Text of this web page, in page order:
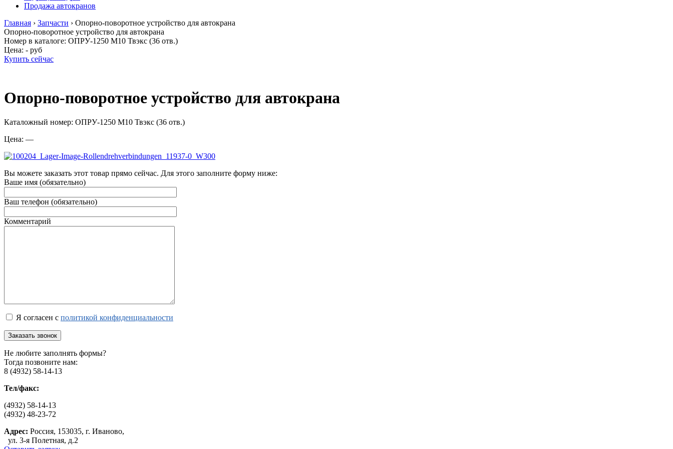
Продажа автокранов
Главная › Запчасти › Опорно-поворотное устройство для автокрана
Опорно-поворотное устройство для автокрана
Номер в каталоге: ОПРУ-1250 М10 Твэкс (36 отв.)
Цена: - руб
Купить сейчас
Опорно-поворотное устройство для автокрана
Каталожный номер: ОПРУ-1250 М10 Твэкс (36 отв.)
Цена: —
Вы можете заказать этот товар прямо сейчас. Для этого заполните форму ниже:
Ваше имя (обязательно)
Ваш телефон (обязательно)
Комментарий
Я согласен с политикой конфиденциальности
Не любите заполнять формы?
Тогда позвоните нам:
8 (4932) 58-14-13
Тел/факс:
(4932) 58-14-13
(4932) 48-23-72
Адрес: Россия, 153035, г. Иваново,
ул. 3-я Полетная, д.2